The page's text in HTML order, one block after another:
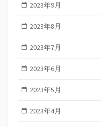
2023年9月
2023年8月
2023年7月
2023年6月
2023年5月
2023年4月